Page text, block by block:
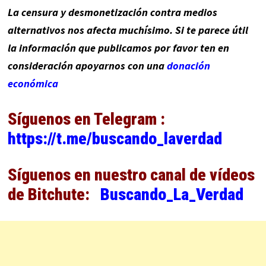
La censura y desmonetización contra medios
alternativos nos afecta muchísimo. Si te parece útil
la información que publicamos por favor ten en
consideración apoyarnos con unadonación
económica
Síguenos en Telegram :
https://t.me/buscando_laverdad
Síguenos en nuestro canal de vídeos
de Bitchute: Buscando_La_Verdad